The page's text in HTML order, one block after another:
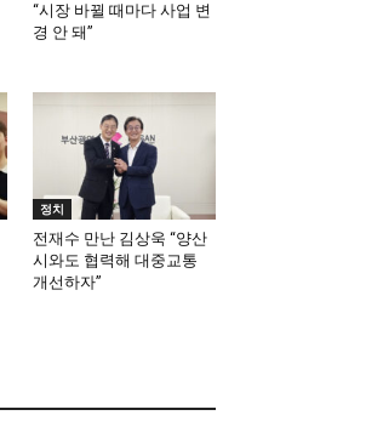
“시장 바뀔 때마다 사업 변
경 안 돼”
정치
전재수 만난 김상욱 “양산
시와도 협력해 대중교통
개선하자”